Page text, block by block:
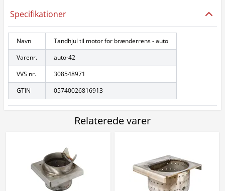
Specifikationer
Navn
Tandhjul til motor for brænderrens - auto
Varenr.
auto-42
VVS nr.
308548971
GTIN
05740026816913
Relaterede varer